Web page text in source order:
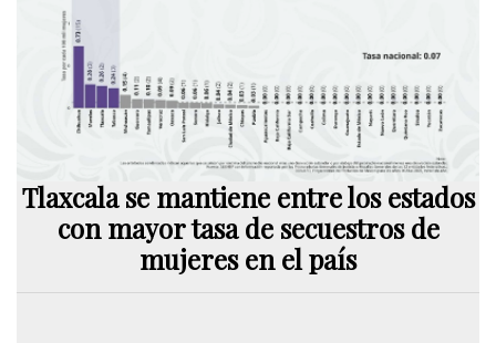
Tlaxcala se mantiene entre los estados
con mayor tasa de secuestros de
mujeres en el país